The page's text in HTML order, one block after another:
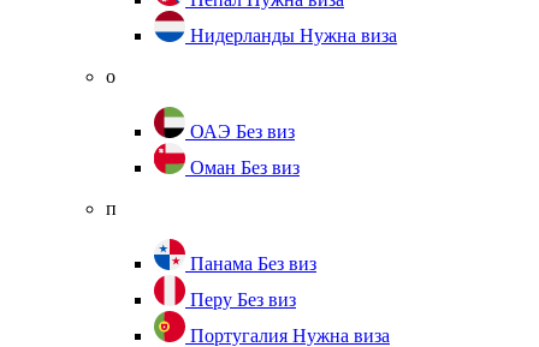
Нидерланды Нужна виза
о
ОАЭ Без виз
Оман Без виз
п
Панама Без виз
Перу Без виз
Португалия Нужна виза